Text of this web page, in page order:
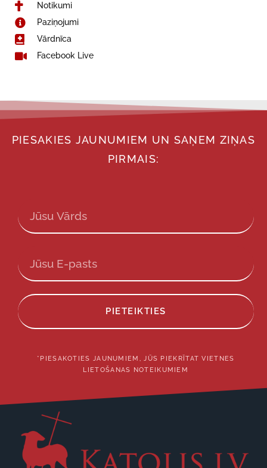
Notikumi
Paziņojumi
Vārdnīca
Facebook Live
PIESAKIES JAUNUMIEM UN SAŅEM ZIŅAS
PIRMAIS:
PIETEIKTIES
*PIESAKOTIES JAUNUMIEM, JŪS PIEKRĪTAT VIETNES
LIETOŠANAS NOTEIKUMIEM